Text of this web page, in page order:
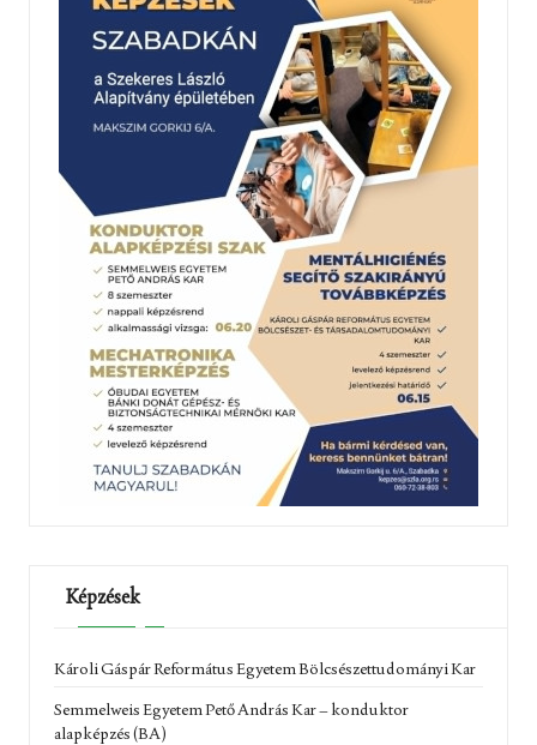
Képzések
Károli Gáspár Református Egyetem Bölcsészettudományi Kar
Semmelweis Egyetem Pető András Kar – konduktor
alapképzés (BA)